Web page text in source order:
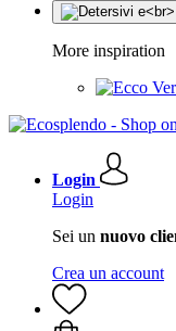
More inspiration
Login
Login
Sei un nuovo
Crea un account